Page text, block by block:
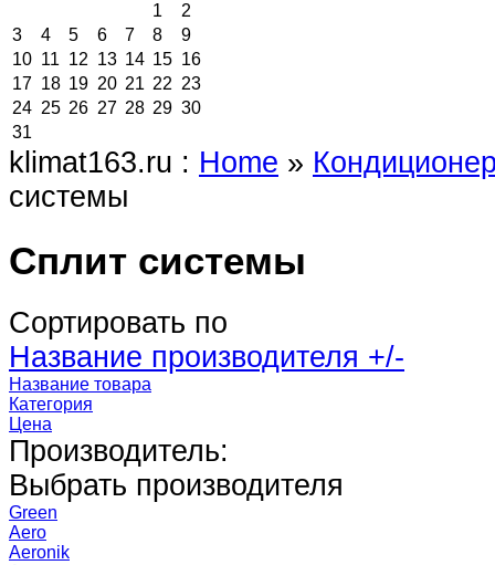
1
2
3
4 5 6 7 8
9
10 11 12 13 14 15 16
17 18 19 20 21 22 23
24 25 26 27 28 29 30
31
klimat163.ru : Home »
системы
Сплит системы
Сортировать по
Название производителя +/-
Название товара
Категория
Цена
Производитель:
Выбрать производителя
Green
Aero
Aeronik